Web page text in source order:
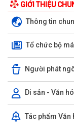
GIỚI THIỆU
Thông tin
Tổ chức bộ
Người phát
Di sản - Văn
Tác phẩm Văn
KHAI MẠC GIẢI